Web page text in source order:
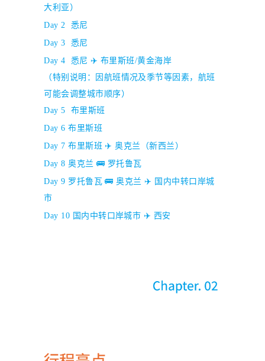
大利亚）
Day 2
悉尼
Day 3
悉尼
Day 4
悉尼✈️ 布里斯班/黄金海岸
（特别说明：因航班情况及季节等因素，航班
可能会调整城市顺序）
Day 5 布里斯班
Day 6布里斯班
Day 7布里斯班 ✈️ 奥克兰（新西兰）
Day 8奥克兰 🚌 罗托鲁瓦
Day 9 罗托鲁瓦 🚌 奥克兰 ✈️ 国内中转口岸城
市
Day 10 国内中转 口岸城市 ✈️ 西安